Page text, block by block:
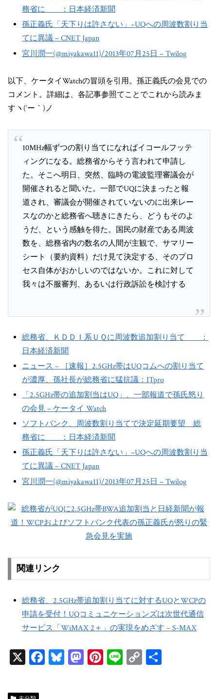
務省に ：日本経済新聞
孫正義氏「天下りは許さない」–UQへの周波数割り当
てに異議 – CNET Japan
宮川潤一(@miyakawa11)/2013年07月25日 – Twilog
以下、ケータイWatchの冒頭を引用。孫正義氏の会見での
コメント。詳細は、各記事参照てことでこれから読みま
すヽ(´ー｀)ノ
10MHz幅ずつの割り当てになればイコールフッテ
ィングになる。総務省からそう言われて申請し
た。そこへ明日、突然、臨時の電波監理審議会が
開催されると聞いた。一部でUQに決まったと報
道され、審議会が開催されていないのに出来レー
スなのかと総務省へ聴きにきたら、どうもそのよ
うだ、という感触を得た。国民の財産である周波
数を、総務省内の数名の人間が主観で、サマリー
シート（要約資料）だけ見て決定する、そのプロ
セス自体がおかしいのではないか。これに対して
我々は不服審判、あるいは行政訴訟を検討する
総務省、ＫＤＤＩ系ＵＱに周波数追加割り当て ：
日本経済新聞
ニュース – ［速報］2.5GHz帯はUQコムへの割り当て
が濃厚、孫社長が総務省に猛抗議：ITpro
「2.5GHz帯の追加割当はUQ」、一部報道で孫氏怒り
の会見 – ケータイ Watch
ソフトバンク、周波数割り当てで決定延期要望 総
務省に ：日本経済新聞
孫正義氏「天下りは許さない」–UQへの周波数割り当
てに異議 – CNET Japan
宮川潤一(@miyakawa11)/2013年07月25日 – Twilog
関連リンク
総務省、2.5GHz帯追加割り当てに対するUQとWCPの
申請を受付！UQコミュニケーションズは次世代通信
サービス「WiMAX 2＋」の実現をめざす – S-MAX
X Fa Bl M Pi Li C